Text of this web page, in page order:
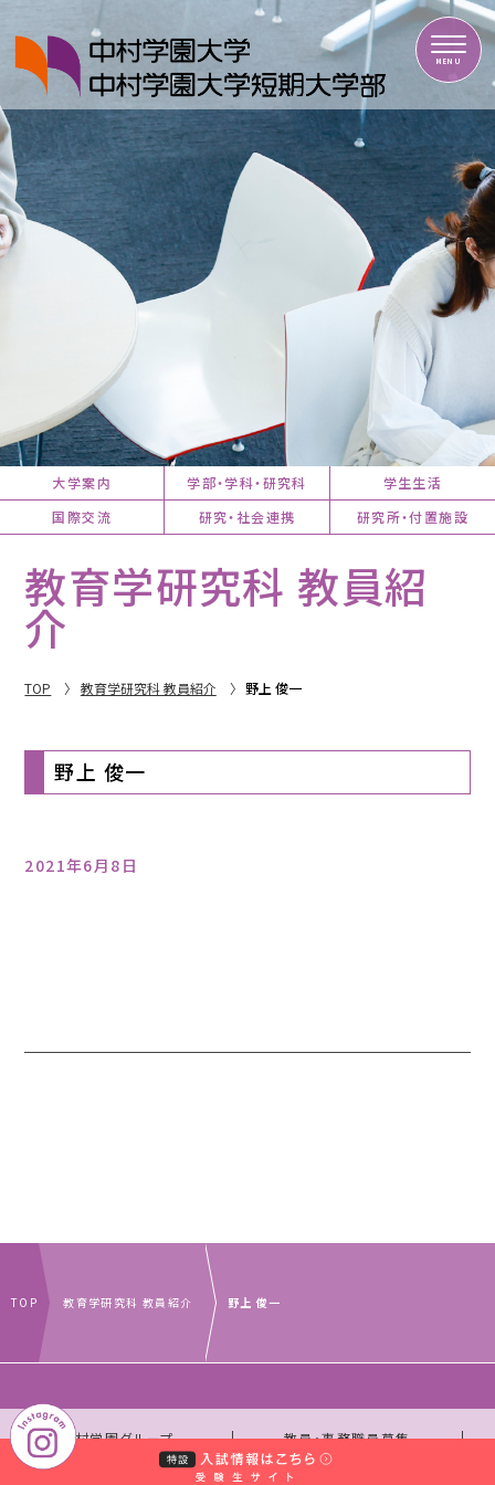
中村学園大学・中村学園大学短期大学部
MENU
大学案内 学部・学科・研究科
学生生活
国際交流
研究・社会連携 研究所・付置施設
教育学研究科 教員紹
介
TOP 教育学研究科 教員紹介 野上 俊一
野上 俊一
2021年6月8日
TOP 教育学研究科 教員紹介 野上 俊一
中村学園グループ ｜ 教員・事務職員募集 ｜
取材のお申し込みについて ｜ お問い合わせ窓口一覧